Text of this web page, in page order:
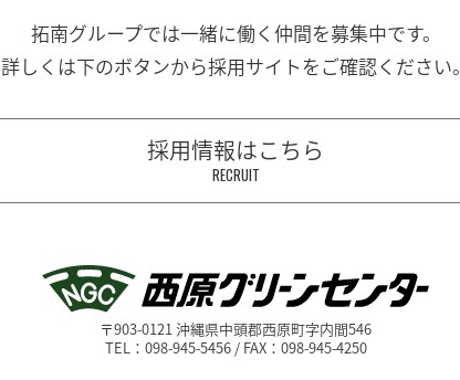
拓南グループでは一緒に働く 仲間を募集中です。
詳しくは下のボタンから採用サイトをご確認ください。
採用情報はこちら
RECRUIT
〒903-0121 沖縄県中頭郡西原町字内間546
TEL：098-945-5456 / FAX：098-945-4250